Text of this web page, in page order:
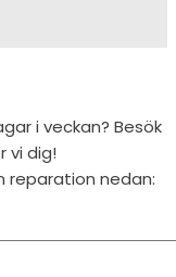
i veckan? Besök
vi dig!
reparation nedan: